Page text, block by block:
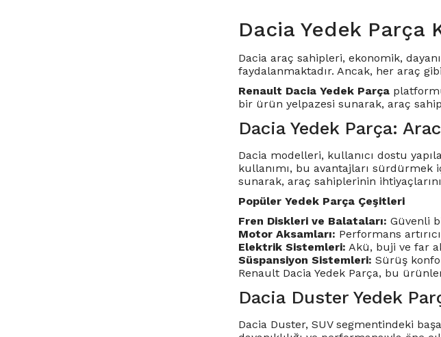
Dacia Yedek
Dacia araç sahipleri, ekonomik,
faydalanmaktadır. Ancak, her araç
Renault Dacia Yedek Parça
bir ürün yelpazesi sunarak, araç
Dacia Yedek Parça:
Dacia modelleri, kullanıcı dostu
kullanımı, bu avantajları sürdürmek
sunarak, araç sahiplerinin
Popüler Yedek Parça Çeşitleri
Fren Diskleri ve Balataları: Güvenli
Motor Aksamları: Performans
Elektrik Sistemleri: Akü, buji ve far
Süspansiyon Sistemleri: Sürüş
Renault Dacia Yedek Parça, bu
Dacia Duster Yedek
Dacia Duster, SUV segmentindeki